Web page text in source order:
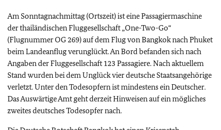
Am Sonntagnachmittag (Ortszeit) ist eine Passagiermaschine
der thailändischen Fluggesellschaft „One-Two-Go“
(Flugnummer OG 269) auf dem Flug von Bangkok nach Phuket
beim Landeanflug verunglückt. An Bord befanden sich nach
Angaben der Fluggesellschaft 123 Passagiere. Nach aktuellem
Stand wurden bei dem Unglück vier deutsche Staatsangehörige
verletzt. Unter den Todesopfern ist mindestens ein Deutscher.
Das Auswärtige Amt geht derzeit Hinweisen auf ein mögliches
zweites deutsches Todesopfer nach.